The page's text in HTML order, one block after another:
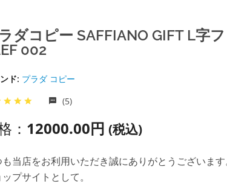
ダコピー SAFFIANO GIFT L字
002
ド: プラダ コピー
(5)
： 12000.00円 (税込)
も当店をお利用いただき誠にありがとうございま
プサイトとして。